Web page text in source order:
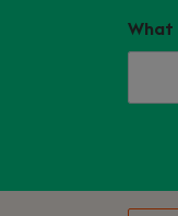
What